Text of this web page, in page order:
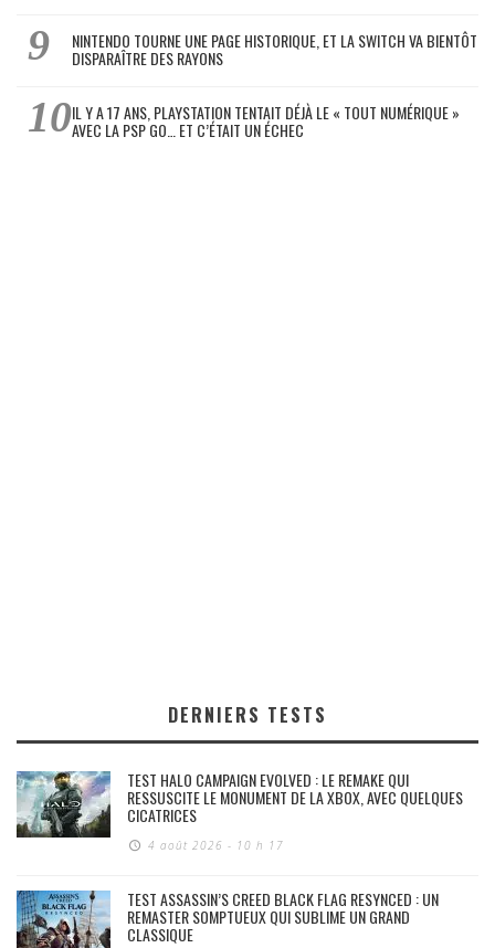
NINTENDO TOURNE UNE PAGE HISTORIQUE, ET LA SWITCH VA BIENTÔT
DISPARAÎTRE DES RAYONS
IL Y A 17 ANS, PLAYSTATION TENTAIT DÉJÀ LE « TOUT NUMÉRIQUE »
AVEC LA PSP GO… ET C’ÉTAIT UN ÉCHEC
DERNIERS TESTS
TEST HALO CAMPAIGN EVOLVED : LE REMAKE QUI
RESSUSCITE LE MONUMENT DE LA XBOX, AVEC QUELQUES
CICATRICES
4 août 2026 - 10 h 17
TEST ASSASSIN’S CREED BLACK FLAG RESYNCED : UN
REMASTER SOMPTUEUX QUI SUBLIME UN GRAND
CLASSIQUE